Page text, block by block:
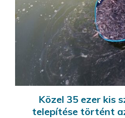
Közel 35 ezer kis
telepítése történt